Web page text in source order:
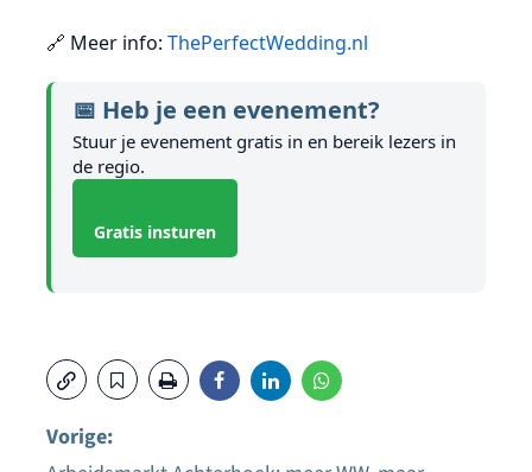
🔗 Meer info: ThePerfectWedding.nl
📅 Heb je een evenement?
Stuur je evenement gratis in en bereik lezers in
de regio.
Gratis insturen
Vorige: